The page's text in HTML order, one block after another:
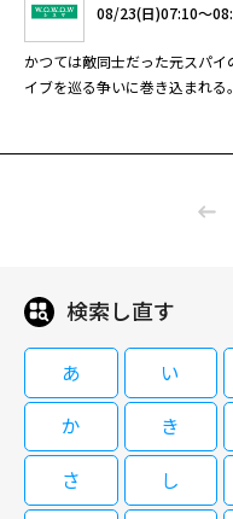
08/23(日)07:10～
かつては敵同士だった元スパ
イブを巡る争いに巻き込まれ
「キャッシュトラック」「ワ
ジェンド、Ｓ・スタローンと
パイの女性と結婚して隠遁生
結婚し、それぞれの組織から隠
きたと気付き、原因らしいフ
を巡って各勢力が動き出し、
も狙われることに。こうして
るのだが……。
08/23(日)07:10～
かつては敵同士だった元スパ
イブを巡る争いに巻き込まれ
演したスパイアクション。 ク
「キャッシュトラック」「ワ
の話題作でキャリアを重ねる
ジェンド、Ｓ・スタローンと
パイの女性と結婚して隠遁生
検索し直す
あ い
か
き
さ
し